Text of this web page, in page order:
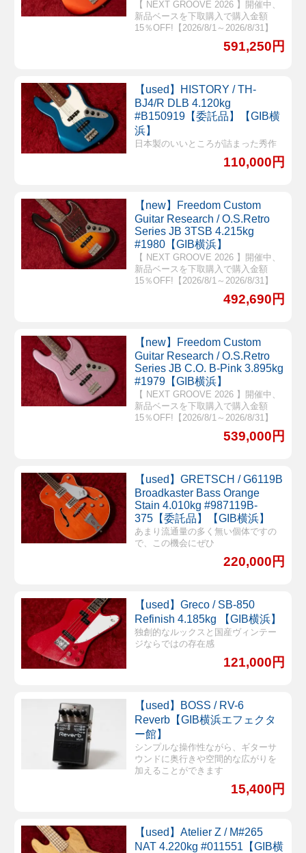
【 NEXT GROOVE 2026 】開催中、
新品ベースを下取購入で購入金額
15％OFF!【2026/8/1～2026/8/31】
591,250円
【used】HISTORY / TH-
BJ4/R DLB 4.120kg
#B150919【委託品】【GIB横
浜】
日本製のいいところが詰まった秀作
110,000円
【new】Freedom Custom
Guitar Research / O.S.Retro
Series JB 3TSB 4.215kg
#1980【GIB横浜】
【 NEXT GROOVE 2026 】開催中、
新品ベースを下取購入で購入金額
15％OFF!【2026/8/1～2026/8/31】
492,690円
【new】Freedom Custom
Guitar Research / O.S.Retro
Series JB C.O. B-Pink 3.895kg
#1979【GIB横浜】
【 NEXT GROOVE 2026 】開催中、
新品ベースを下取購入で購入金額
15％OFF!【2026/8/1～2026/8/31】
539,000円
【used】GRETSCH / G6119B
Broadkaster Bass Orange
Stain 4.010kg #987119B-
375【委託品】【GIB横浜】
あまり流通量の多く無い個体ですの
で、この機会にぜひ
220,000円
【used】Greco / SB-850
Refinish 4.185kg 【GIB横浜】
独創的なルックスと国産ヴィンテー
ジならではの存在感
121,000円
【used】BOSS / RV-6
Reverb【GIB横浜エフェクタ
ー館】
シンプルな操作性ながら、ギターサ
ウンドに奥行きや空間的な広がりを
加えることができます
15,400円
【used】Atelier Z / M#265
NAT 4.220kg #011551【GIB横